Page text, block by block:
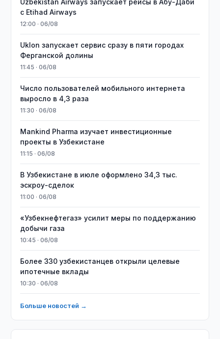
Uzbekistan Airways запускает рейсы в Абу-Даби
с Etihad Airways
12:00 · 06/08
Uklon запускает сервис сразу в пяти городах
Ферганской долины
11:45 · 06/08
Число пользователей мобильного интернета
выросло в 4,3 раза
11:30 · 06/08
Mankind Pharma изучает инвестиционные
проекты в Узбекистане
11:15 · 06/08
В Узбекистане в июле оформлено 34,3 тыс.
эскроу-сделок
11:00 · 06/08
«Узбекнефтегаз» усилит меры по поддержанию
добычи газа
10:45 · 06/08
Более 330 узбекистанцев открыли целевые
ипотечные вклады
10:30 · 06/08
Больше новостей →